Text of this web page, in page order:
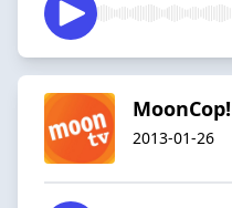
MoonCop!
2013-01-26